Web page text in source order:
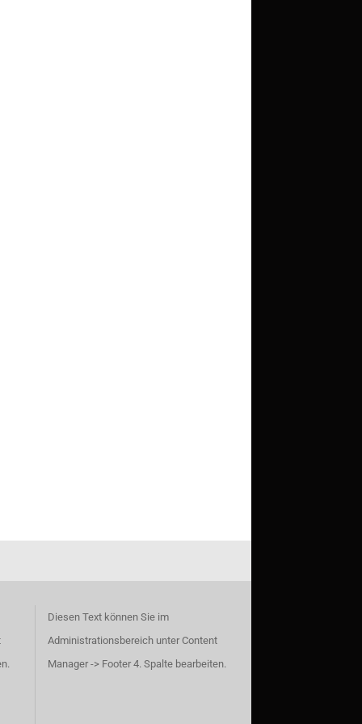
Diesen Text können Sie im
Administrationsbereich unter Content
Manager -> Footer 4. Spalte bearbeiten.